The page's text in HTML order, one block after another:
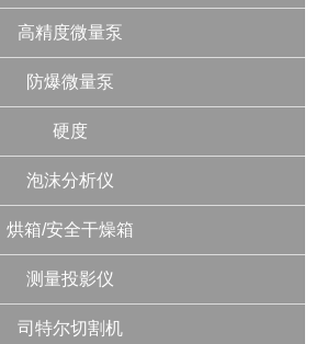
高精度微量泵
防爆微量泵
硬度
泡沫分析仪
烘箱/安全干燥箱
测量投影仪
司特尔切割机